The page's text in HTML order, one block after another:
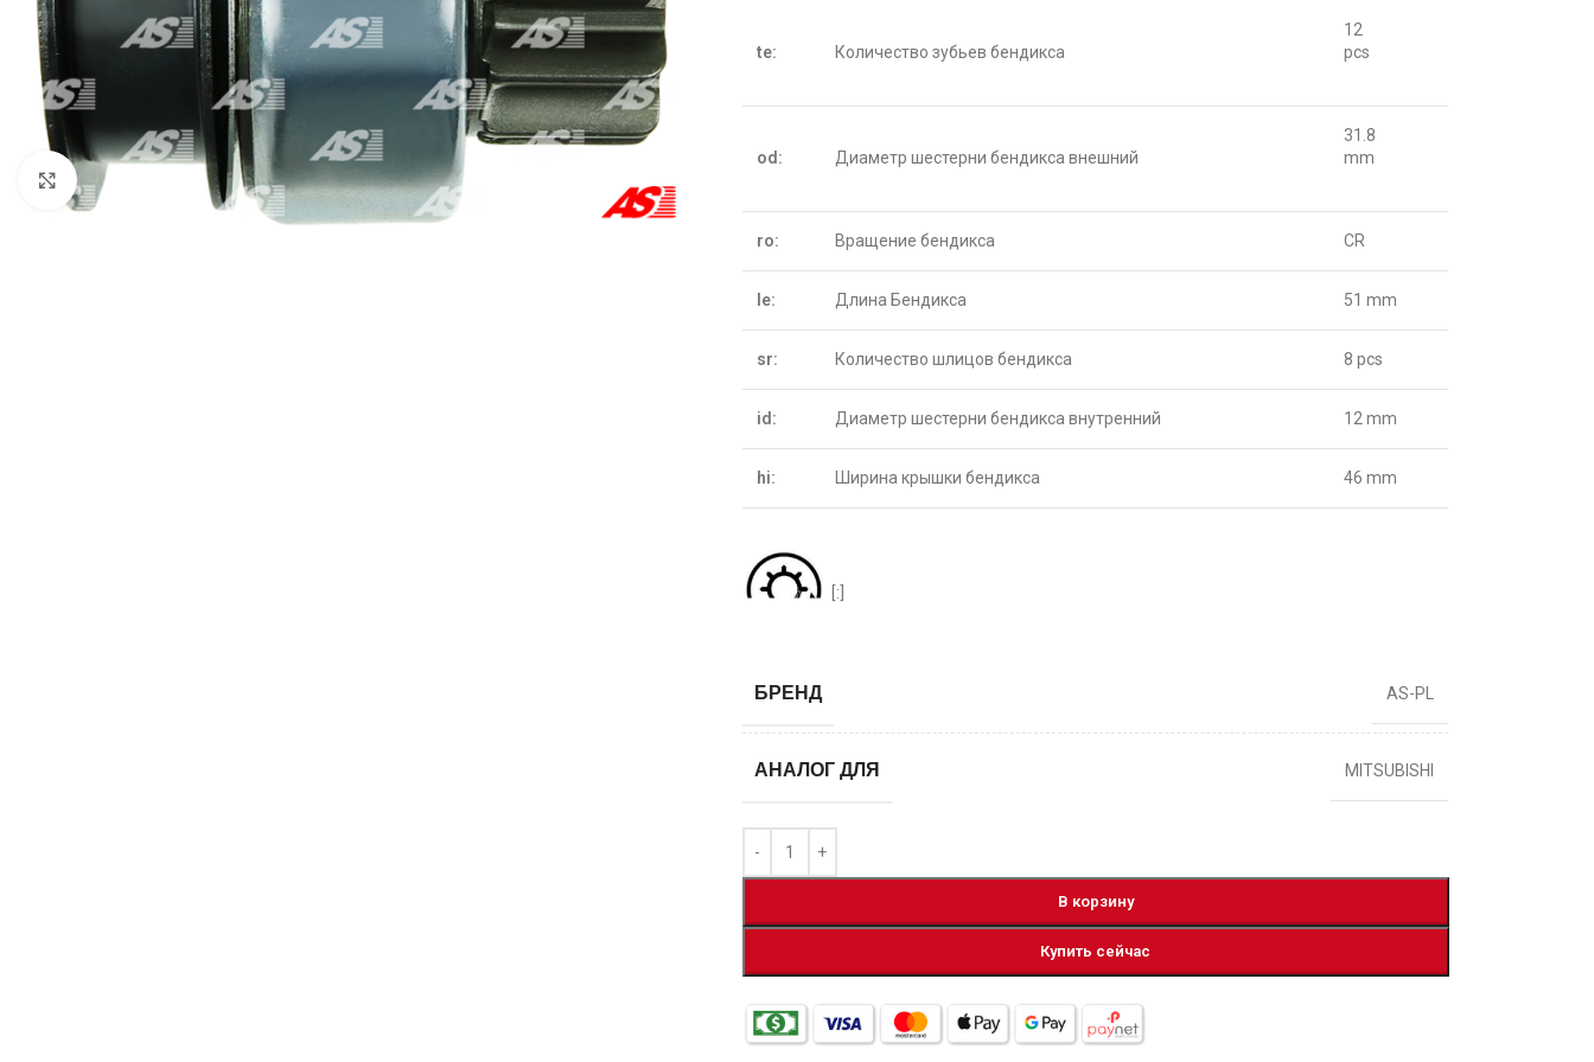
Click to enlarge
te: Количество зубьев бендикса
12
pcs
od: Диаметр шестерни бендикса внешний
31.8
mm
ro: Вращение бендикса CR
le: Длина Бендикса 51 mm
sr: Количество шлицов бендикса 8 pcs
id: Диаметр шестерни бендикса внутренний 12 mm
hi: Ширина крышки бендикса 46 mm
[:]
БРЕНД AS-PL
АНАЛОГ ДЛЯ MITSUBISHI
В корзину
Купить сейчас